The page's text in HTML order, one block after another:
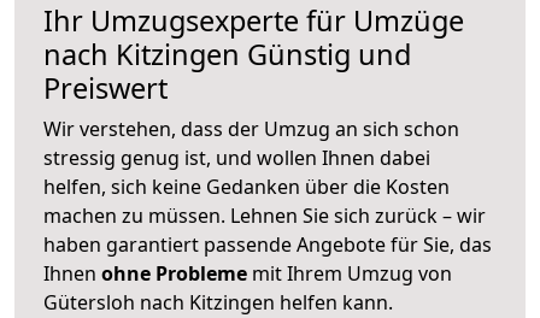
Ihr Umzugsexperte für Umzüge
nach Kitzingen Günstig und
Preiswert
Wir verstehen, dass der Umzug an sich schon
stressig genug ist, und wollen Ihnen dabei
helfen, sich keine Gedanken über die Kosten
machen zu müssen. Lehnen Sie sich zurück – wir
haben garantiert passende Angebote für Sie, das
Ihnen ohne Probleme mit Ihrem Umzug von
Gütersloh nach Kitzingen helfen kann.